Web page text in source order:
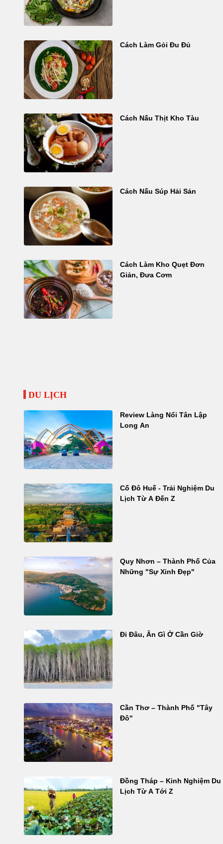
Cách Làm Gỏi Đu Đủ
Cách Nấu Thịt Kho Tàu
Cách Nấu Súp Hải Sản
Cách Làm Kho Quẹt Đơn
Giản, Đưa Cơm
DU LỊCH
Review Làng Nổi Tân Lập
Long An
Cố Đô Huế - Trải Nghiệm Du
Lịch Từ A Đến Z
Quy Nhơn – Thành Phố Của
Những "Sự Xinh Đẹp"
Đi Đâu, Ăn Gì Ở Cần Giờ
Cần Thơ – Thành Phố "Tây
Đô"
Đồng Tháp – Kinh Nghiệm Du
Lịch Từ A Tới Z